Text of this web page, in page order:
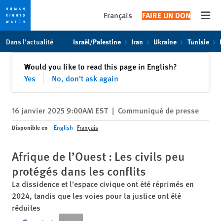
toto
content
Français FAIRE UN DON
Dans l’actualité Israël/Palestine Iran Ukraine Tunisie
Would you like to read this page in English?
Yes
No, don't ask again
✕Fermer
16 janvier 2025 9:00AM EST | Communiqué de presse
Disponible en English Français
Afrique de l’Ouest : Les civils peu
protégés dans les conflits
La dissidence et l'espace civique ont été réprimés en
2024, tandis que les voies pour la justice ont été
réduites